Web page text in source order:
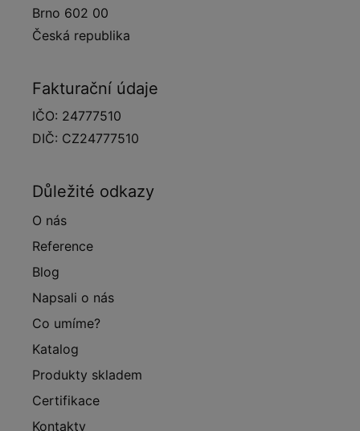
Brno 602 00
Česká republika
Fakturační údaje
IČO: 24777510
DIČ: CZ24777510
Důležité odkazy
O nás
Reference
Blog
Napsali o nás
Co umíme?
Katalog
Produkty skladem
Certifikace
Kontakty